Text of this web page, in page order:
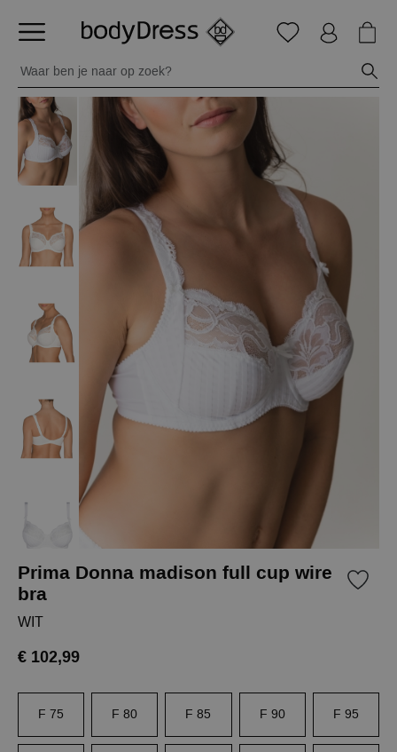
Prima Donna madison full cup wire
bra
WIT
€ 102,99
F 75 F 80 F 85 F 90 F 95